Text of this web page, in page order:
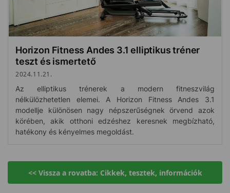
Horizon Fitness Andes 3.1 elliptikus tréner
teszt és ismertető
2024.11.21.
Az elliptikus trénerek a modern fitneszvilág
nélkülözhetetlen elemei. A Horizon Fitness Andes 3.1
modellje különösen nagy népszerűségnek örvend azok
körében, akik otthoni edzéshez keresnek megbízható,
hatékony és kényelmes megoldást.
<< Vissza a rovatba: Cikkek, tesztek, információk